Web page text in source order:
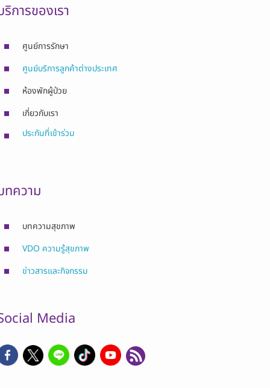
การของเรา
ศูนย์การรักษา
ศูนย์บริการลูกค้าต่างประเทศ
ห้องพักผู้ป่วย
เกี่ยวกับเรา
ประกันที่เข้าร่วม
ทความ
บทความสุขภาพ
VDO ความรู้สุขภาพ
ข่าวสารและกิจกรรม
Media